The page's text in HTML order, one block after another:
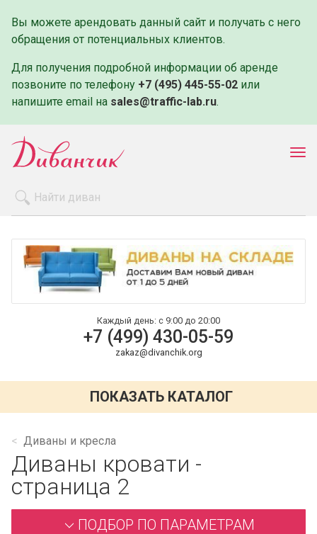
Вы можете арендовать данный сайт и получать с него
обращения от потенциальных клиентов.
Для получения подробной информации об аренде
позвоните по телефону +7 (495) 445-55-02 или
напишите email на sales@traffic-lab.ru.
Оплата и доставка
Контакты
Каждый день: с 9:00 до 20:00
+7 (499) 430-05-59
zakaz@divanchik.org
ПОКАЗАТЬ КАТАЛОГ
Диваны и кресла
Диваны кровати -
страница 2
ПОДБОР ПО ПАРАМЕТРАМ